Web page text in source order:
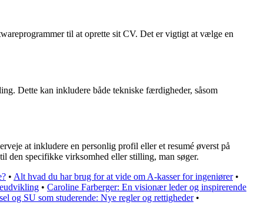
til at oprette sit CV. Det er vigtigt at vælge en
Dette kan inkludere både tekniske færdigheder, såsom
at inkludere en personlig profil eller et resumé øverst på
den specifikke virksomhed eller stilling, man søger.
• Alt hvad du har brug for at vide om A-kasser for ingeniører•
• Caroline Farberger: En visionær leder og inspirerende
og SU som studerende: Nye regler og rettigheder•